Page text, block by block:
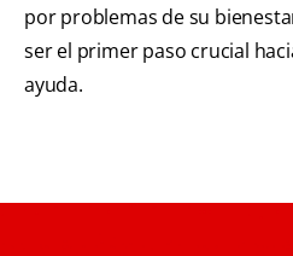
por problemas de su
ser el primer paso crucial
ayuda.